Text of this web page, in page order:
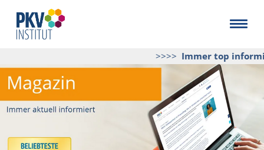
>>>>Immer top